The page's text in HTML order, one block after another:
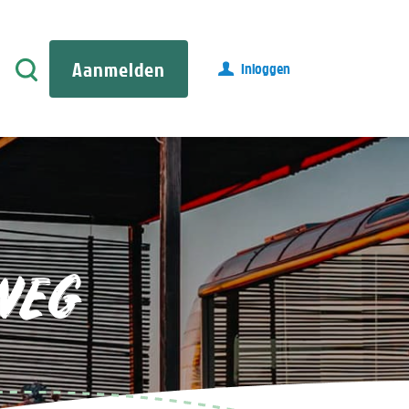
Aanmelden Inloggen